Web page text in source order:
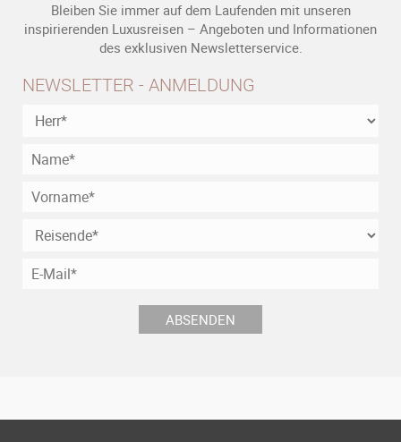
Bleiben Sie immer auf dem Laufenden mit unseren
inspirierenden Luxusreisen – Angeboten und Informationen
des exklusiven Newsletterservice.
NEWSLETTER - ANMELDUNG